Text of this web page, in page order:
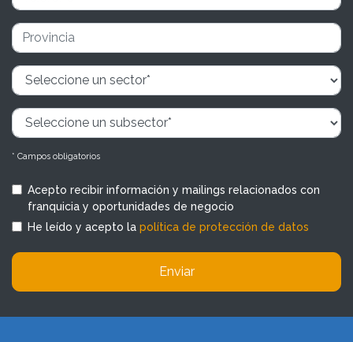
* Campos obligatorios
Acepto recibir información y mailings relacionados con
franquicia y oportunidades de negocio
He leído y acepto la política de protección de datos
Enviar